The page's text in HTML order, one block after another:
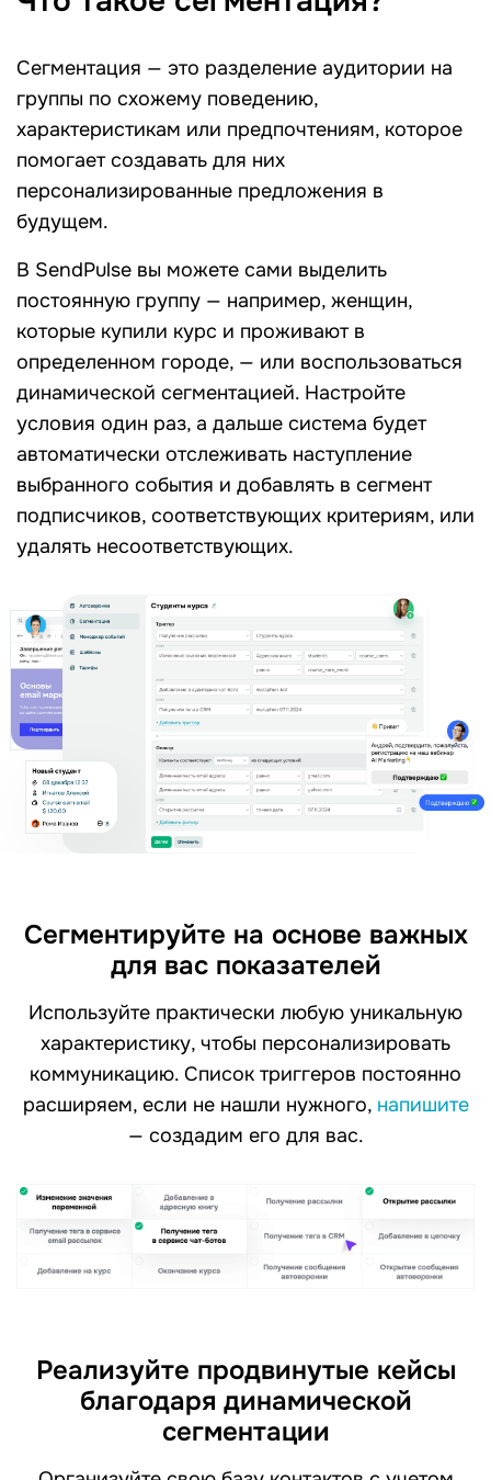
Сегментация — это разделение аудитории на
группы по схожему поведению,
характеристикам или предпочтениям, которое
помогает создавать для них
персонализированные предложения в
будущем.
В SendPulse вы можете сами выделить
постоянную группу — например, женщин,
которые купили курс и проживают в
определенном городе, — или воспользоваться
динамической сегментацией. Настройте
условия один раз, а дальше система будет
автоматически отслеживать наступление
выбранного события и добавлять в сегмент
подписчиков, соответствующих критериям, или
удалять несоответствующих.
Сегментируйте на основе важных
для вас показателей
Используйте практически любую уникальную
характеристику, чтобы персонализировать
коммуникацию. Список триггеров постоянно
расширяем, если не нашли нужного, напишите
— создадим его для вас.
Реализуйте продвинутые кейсы
благодаря динамической
сегментации